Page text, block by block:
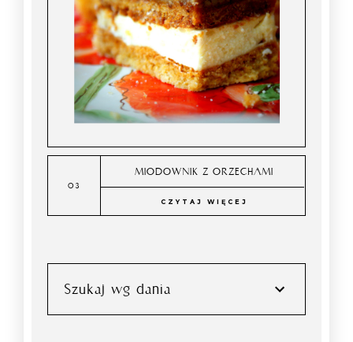
MIODOWNIK Z ORZECHAMI
CZYTAJ WIĘCEJ
Szukaj wg dania